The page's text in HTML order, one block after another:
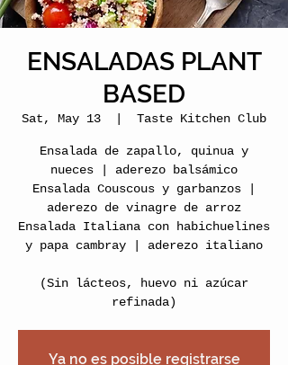
ENSALADAS PLANT
BASED
Sat, May 13 Taste Kitchen Club
Ensalada de zapallo, quinua y
nueces | aderezo balsámico
Ensalada Couscous y garbanzos |
aderezo de vinagre de arroz
Ensalada Italiana con habichuelines
y papa cambray | aderezo italiano
(Sin lácteos, huevo ni azúcar
Ya no es posible registrarse